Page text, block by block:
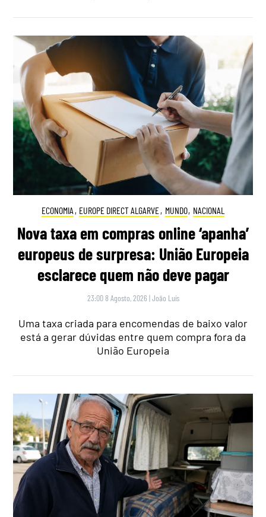
ECONOMIA , EUROPE DIRECT ALGARVE, MUNDO, NACIONAL
Nova taxa em compras online ‘apanha’
europeus de surpresa: União Europeia
esclarece quem não deve pagar
23:00 8 Agosto, 2026 |João Luís
Uma taxa criada para encomendas de baixo valor
está a gerar dúvidas entre quem compra fora da
União Europeia